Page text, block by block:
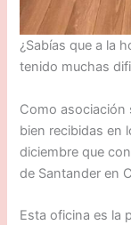
¿Sabías que a la
tenido muchas
Como asociación
bien recibidas en
diciembre que
de Santander en
Esta oficina es la